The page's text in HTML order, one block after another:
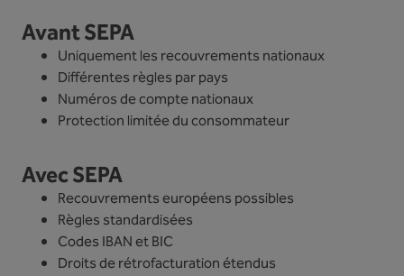
Avant SEPA
Uniquement les recouvrements nationaux
Différentes règles par pays
Numéros de compte nationaux
Protection limitée du consommateur
Avec SEPA
Recouvrements européens possibles
Règles standardisées
Codes IBAN et BIC
Droits de rétrofacturation étendus